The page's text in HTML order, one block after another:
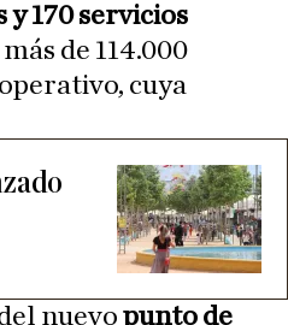
170 servicios
de 114.000
cuya
nuevo punto de